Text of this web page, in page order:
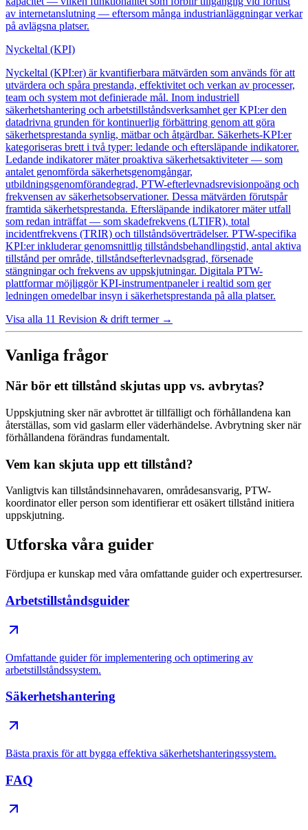
av internetanslutning — eftersom många industrianläggningar verkar
på avlägsna platser.
Nyckeltal (KPI)
Nyckeltal (KPI:er) är kvantifierbara mätvärden som används för att
utvärdera och spåra prestanda, effektivitet och verkan av processer,
team och system mot definierade mål. Inom industriell
säkerhetshantering och arbetstillståndsverksamhet ger KPI:er den
datadrivna grunden för kontinuerlig förbättring genom att göra
säkerhetsprestanda synlig, mätbar och åtgärdbar. Säkerhets-KPI:er
kategoriseras brett i två typer: ledande och eftersläpande indikatorer.
Ledande indikatorer mäter proaktiva säkerhetsaktiviteter — som
antalet genomförda säkerhetsgenomgångar,
utbildningsgenomförandegrad, PTW-efterlevnadsrevisionpoäng och
frekvensen av säkerhetsobservationer. Dessa mätvärden förutspår
framtida säkerhetsprestanda. Eftersläpande indikatorer mäter utfall
som redan inträffat — som skadefrekvens (LTIFR), total
incidentfrekvens (TRIR) och tillståndsöverträdelser. PTW-specifika
KPI:er inkluderar genomsnittlig tillståndsbehandlingstid, antal aktiva
tillstånd per område, tillståndsefterlevnadsgrad, försenade
stängningar och frekvens av uppskjutningar. Digitala PTW-
plattformar möjliggör KPI-instrumentpaneler i realtid som ger
ledningen omedelbar insyn i säkerhetsprestanda på alla platser.
Visa alla 11 Revision & drift termer→
Vanliga frågor
När bör ett tillstånd skjutas upp vs. avbrytas?
Uppskjutning sker när avbrottet är tillfälligt och förhållandena kan
återställas, som vid gaslarm eller väderhändelse. Avbrytning sker när
förhållandena förändras fundamentalt.
Vem kan skjuta upp ett tillstånd?
Vanligtvis kan tillståndsinnehavaren, områdesansvarig, PTW-
koordinator eller person som identifierar ett osäkert tillstånd initiera
uppskjutning.
Utforska våra guider
Fördjupa er kunskap med våra omfattande guider och expertresurser.
Arbetstillståndsguider
Omfattande guider för implementering och optimering av
arbetstillståndssystem.
Säkerhetshantering
Bästa praxis för att bygga effektiva säkerhetshanteringssystem.
FAQ